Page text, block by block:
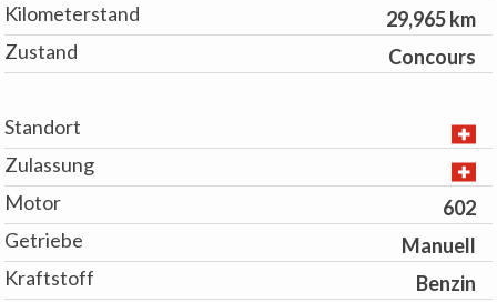
Kilometerstand
29,965 km
Zustand
Concours
Standort
Zulassung
Motor
602
Getriebe
Manuell
Kraftstoff
Benzin